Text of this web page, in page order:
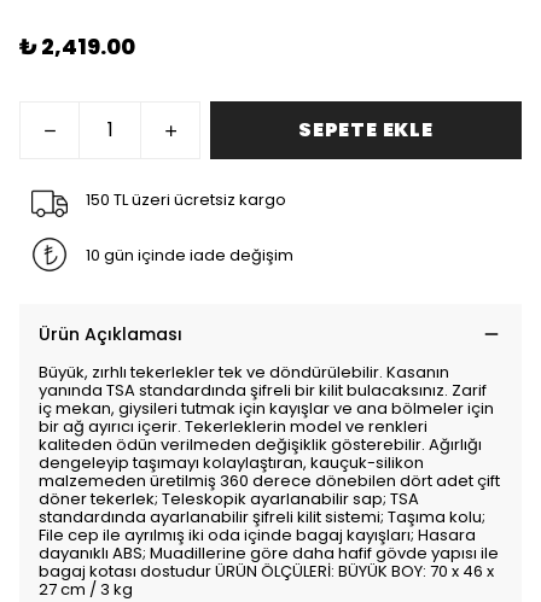
₺ 2,419.00
SEPETE EKLE
150 TL üzeri ücretsiz kargo
10 gün içinde iade değişim
Ürün Açıklaması
Büyük, zırhlı tekerlekler tek ve döndürülebilir. Kasanın
yanında TSA standardında şifreli bir kilit bulacaksınız. Zarif
iç mekan, giysileri tutmak için kayışlar ve ana bölmeler için
bir ağ ayırıcı içerir. Tekerleklerin model ve renkleri
kaliteden ödün verilmeden değişiklik gösterebilir. Ağırlığı
dengeleyip taşımayı kolaylaştıran, kauçuk-silikon
malzemeden üretilmiş 360 derece dönebilen dört adet çift
döner tekerlek; Teleskopik ayarlanabilir sap; TSA
standardında ayarlanabilir şifreli kilit sistemi; Taşıma kolu;
File cep ile ayrılmış iki oda içinde bagaj kayışları; Hasara
dayanıklı ABS; Muadillerine göre daha hafif gövde yapısı ile
bagaj kotası dostudur ÜRÜN ÖLÇÜLERİ: BÜYÜK BOY: 70 x 46 x
27 cm / 3 kg